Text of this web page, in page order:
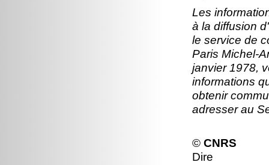
Les
à la diffusion
le service de
Paris Michel-
janvier 1978,
informations
obtenir
adresser au
© CNRS
Dire